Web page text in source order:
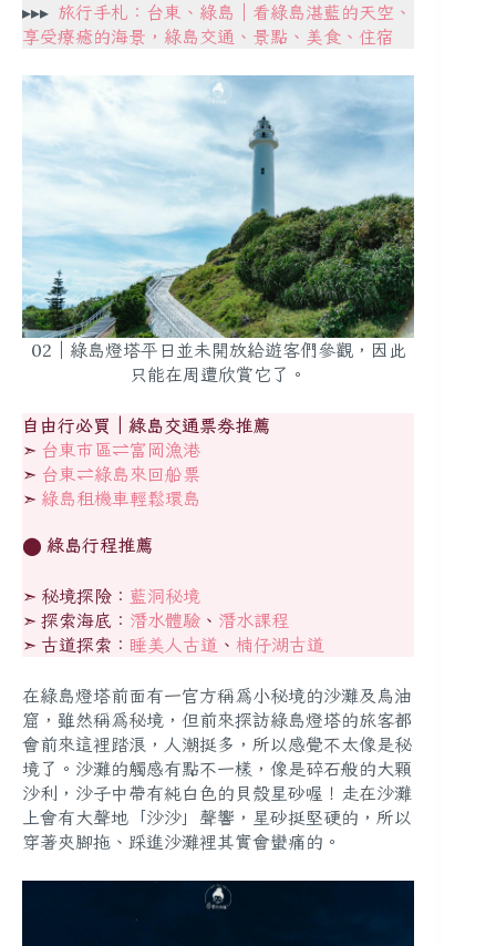
▸▸▸ 旅行手札：台東、綠島｜看綠島湛藍的天空、
享受療癒的海景，綠島交通、景點、美食、住宿
02｜綠島燈塔平日並未開放給遊客們參觀，因此
只能在周遭欣賞它了。
自由行必買｜綠島交通票券推薦
➣ 台東市區⇌富岡漁港
➣ 台東⇌綠島來回船票
➣ 綠島租機車輕鬆環島
⬤ 綠島行程推薦
➣ 秘境探險： 藍洞秘境
➣ 探索海底： 潛水體驗 、 潛水課程
➣ 古道探索： 睡美人古道 、 楠仔湖古道
在綠島燈塔前面有一官方稱為小秘境的沙灘及烏油
窟，雖然稱為秘境，但前來探訪綠島燈塔的旅客都
會前來這裡踏浪，人潮挺多，所以感覺不太像是秘
境了。沙灘的觸感有點不一樣，像是碎石般的大顆
沙利，沙子中帶有純白色的貝殼星砂喔！走在沙灘
上會有大聲地「沙沙」聲響，星砂挺堅硬的，所以
穿著夾腳拖、踩進沙灘裡其實會蠻痛的。